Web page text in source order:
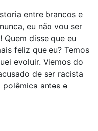
entre brancos e
eu não vou ser
Quem disse que eu
feliz que eu? Temos
evoluir. Viemos do
de ser racista
polêmica antes e